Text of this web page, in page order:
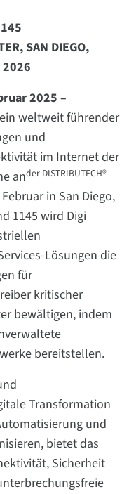
SAN DIEGO,
2026
2025 –
ein weltweit führender
und
im Internet der
ander DISTRIBUTECH®
in San Diego,
1145 wird Digi
Lösungen die
für
kritischer
bewältigen, indem
bereitstellen.
Transformation
und
bietet das
Sicherheit